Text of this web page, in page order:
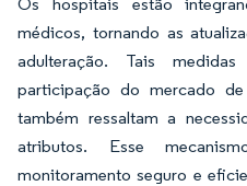
médicos, tornando as
adulteração. Tais
participação do mercado
também ressaltam a
atributos. Esse
monitoramento seguro e